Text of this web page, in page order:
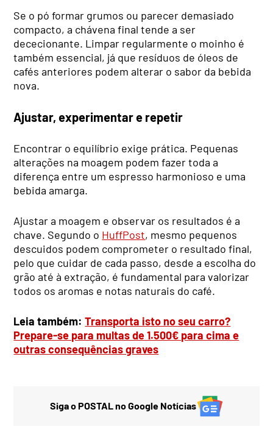
Se o pó formar grumos ou parecer demasiado
compacto, a chávena final tende a ser
dececionante. Limpar regularmente o moinho é
também essencial, já que resíduos de óleos de
cafés anteriores podem alterar o sabor da bebida
nova.
Ajustar, experimentar e repetir
Encontrar o equilíbrio exige prática. Pequenas
alterações na moagem podem fazer toda a
diferença entre um espresso harmonioso e uma
bebida amarga.
Ajustar a moagem e observar os resultados é a
chave. Segundo o HuffPost, mesmo pequenos
descuidos podem comprometer o resultado final,
pelo que cuidar de cada passo, desde a escolha do
grão até à extração, é fundamental para valorizar
todos os aromas e notas naturais do café.
Leia também:Transporta isto no seu carro?
Prepare-se para multas de 1.500€ para cima e
outras consequências graves
Siga o POSTAL no Google Notícias